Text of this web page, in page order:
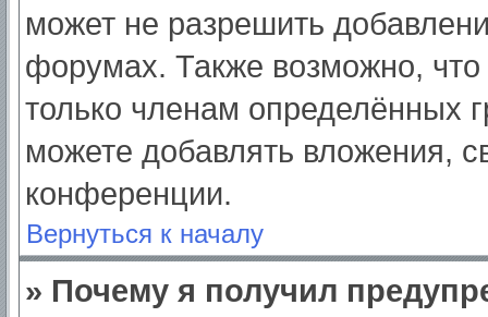
может не разрешить
форумах. Также возможно,
только членам определённых
можете добавлять вложения,
конференции.
Вернуться к началу
» Почему я получил